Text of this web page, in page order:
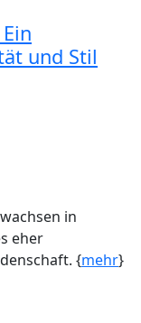
und Stil
in
eher
{mehr}